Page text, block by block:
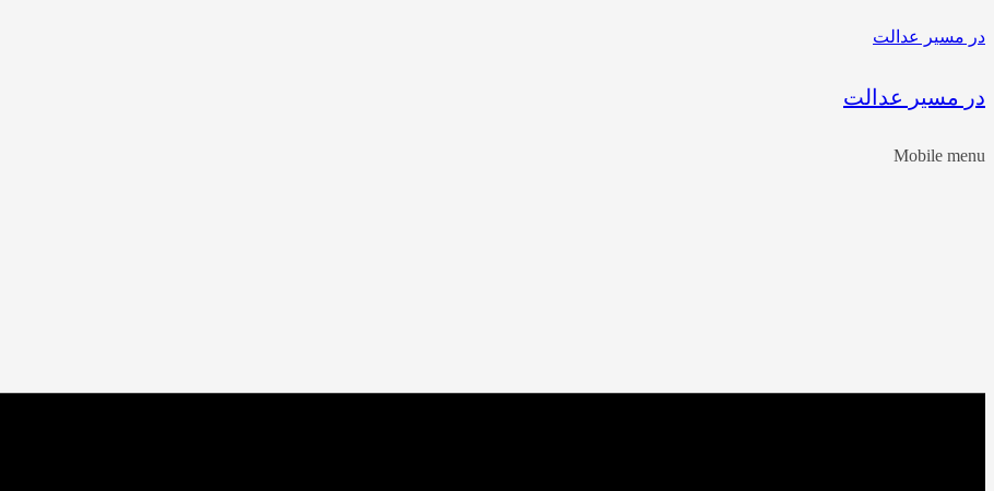
در مسیر عدالت
در مسیر عدالت
Mobile menu